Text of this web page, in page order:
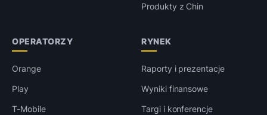
Produkty z Chin
OPERATORZY
Orange
Play
T-Mobile
RYNEK
Raporty i prezentacje
Wyniki finansowe
Targi i konferencje